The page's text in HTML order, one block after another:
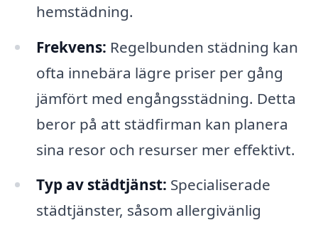
hemstädning.
Frekvens: Regelbunden städning kan
ofta innebära lägre priser per gång
jämfört med engångsstädning. Detta
beror på att städfirman kan planera
sina resor och resurser mer effektivt.
Typ av städtjänst: Specialiserade
städtjänster, såsom allergivänlig